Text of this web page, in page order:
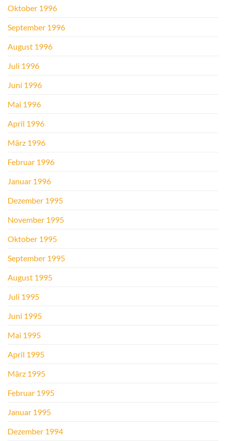
Oktober 1996
September 1996
August 1996
Juli 1996
Juni 1996
Mai 1996
April 1996
März 1996
Februar 1996
Januar 1996
Dezember 1995
November 1995
Oktober 1995
September 1995
August 1995
Juli 1995
Juni 1995
Mai 1995
April 1995
März 1995
Februar 1995
Januar 1995
Dezember 1994